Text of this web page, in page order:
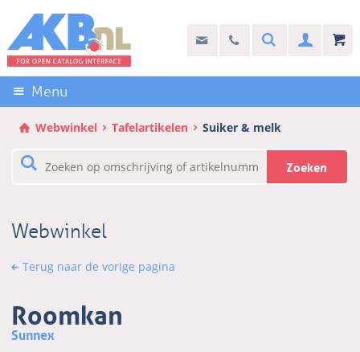
links
over
Direct
naar
de
inhoud
naar
info@akb.nl
Stel uw vraag
030 69 50 814Search
Menu
Webwinkel Tafelartikelen Suiker & melk
Zoeken
Webwinkel
Terug naar de vorige pagina
Roomkan
Sunnex